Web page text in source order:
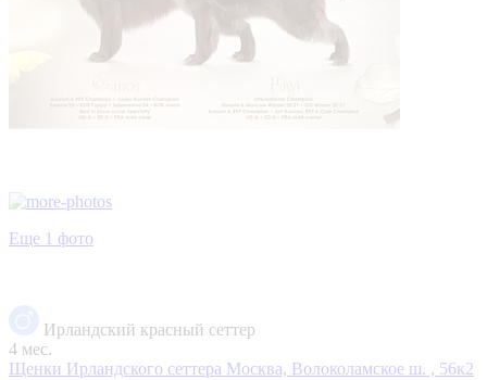
Еще 1 фото
Ирландский красный сеттер
4 мес.
Щенки Ирландского сеттера Москва, Волоколамское ш. , 56к2